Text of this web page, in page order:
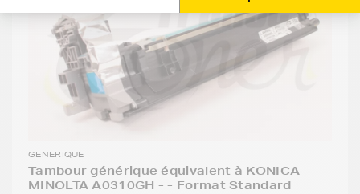
GENERIQUE
Tambour générique équivalent à KONICA
MINOLTA A0310GH - - Format Standard